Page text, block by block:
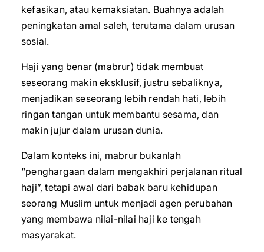
kefasikan, atau kemaksiatan. Buahnya adalah
peningkatan amal saleh, terutama dalam urusan
sosial.
Haji yang benar (mabrur) tidak membuat
seseorang makin eksklusif, justru sebaliknya,
menjadikan seseorang lebih rendah hati, lebih
ringan tangan untuk membantu sesama, dan
makin jujur dalam urusan dunia.
Dalam konteks ini, mabrur bukanlah
“penghargaan dalam mengakhiri perjalanan ritual
haji”, tetapi awal dari babak baru kehidupan
seorang Muslim untuk menjadi agen perubahan
yang membawa nilai-nilai haji ke tengah
masyarakat.